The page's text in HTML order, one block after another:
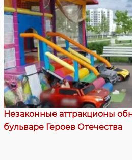
Незаконные аттракционы
бульваре Героев Отечества